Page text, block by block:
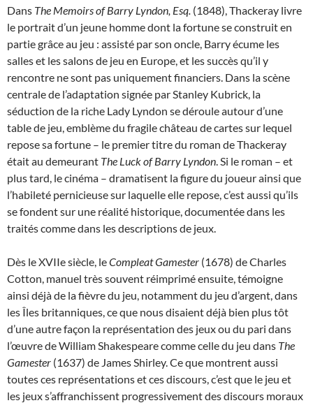
Dans The Memoirs of Barry Lyndon, Esq. (1848), Thackeray livre
le portrait d’un jeune homme dont la fortune se construit en
partie grâce au jeu : assisté par son oncle, Barry écume les
salles et les salons de jeu en Europe, et les succès qu’il y
rencontre ne sont pas uniquement financiers. Dans la scène
centrale de l’adaptation signée par Stanley Kubrick, la
séduction de la riche Lady Lyndon se déroule autour d’une
table de jeu, emblème du fragile château de cartes sur lequel
repose sa fortune – le premier titre du roman de Thackeray
était au demeurant The Luck of Barry Lyndon. Si le roman – et
plus tard, le cinéma – dramatisent la figure du joueur ainsi que
l’habileté pernicieuse sur laquelle elle repose, c’est aussi qu’ils
se fondent sur une réalité historique, documentée dans les
traités comme dans les descriptions de jeux.
Dès le XVIIe siècle, leCompleat Gamester (1678) de Charles
Cotton, manuel très souvent réimprimé ensuite, témoigne
ainsi déjà de la fièvre du jeu, notamment du jeu d’argent, dans
les Îles britanniques, ce que nous disaient déjà bien plus tôt
d’une autre façon la représentation des jeux ou du pari dans
l’œuvre de William Shakespeare comme celle du jeu dans The
Gamester (1637) de James Shirley. Ce que montrent aussi
toutes ces représentations et ces discours, c’est que le jeu et
les jeux s’affranchissent progressivement des discours moraux